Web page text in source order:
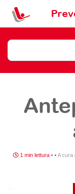
1 min lettura • •A cura